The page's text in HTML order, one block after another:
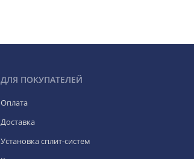
ДЛЯ ПОКУПАТЕЛЕЙ
Оплата
Доставка
Установка сплит-систем